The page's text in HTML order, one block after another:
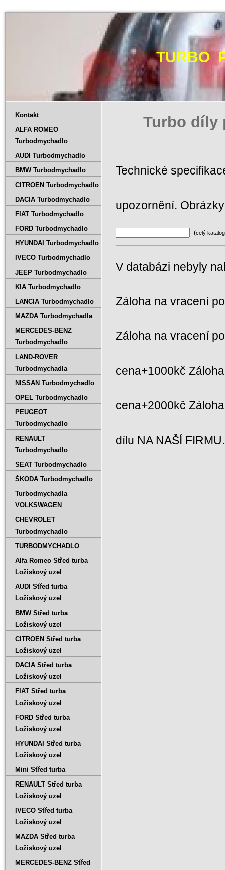
TURBO
Turbo díly
Technické
upozornění.
(celý katalog
V databázi nebyly
Záloha na vracení
Záloha na vracení
cena+1000kč
cena+2000kč
dílu NA NAŠÍ
Kontakt
ALFA ROMEO
Turbodmychadlo
AUDI Turbodmychadlo
BMW Turbodmychadlo
CITROEN Turbodmychadlo
DACIA Turbodmychadlo
FIAT Turbodmychadlo
FORD Turbodmychadlo
HYUNDAI Turbodmychadlo
IVECO Turbodmychadlo
JEEP Turbodmychadlo
KIA Turbodmychadlo
LANCIA Turbodmychadlo
MAZDA Turbodmychadla
MERCEDES-BENZ
Turbodmychadlo
LAND-ROVER
Turbodmychadla
NISSAN Turbodmychadlo
OPEL Turbodmychadlo
PEUGEOT
Turbodmychadlo
RENAULT
Turbodmychadlo
SEAT Turbodmychadlo
ŠKODA Turbodmychadlo
Turbodmychadla
VOLKSWAGEN
CHEVROLET
Turbodmychadlo
TURBODMYCHADLO
Alfa Romeo Střed turba
Ložiskový uzel
AUDI Střed turba
Ložiskový uzel
BMW Střed turba
Ložiskový uzel
CITROEN Střed turba
Ložiskový uzel
DACIA Střed turba
Ložiskový uzel
FIAT Střed turba
Ložiskový uzel
FORD Střed turba
Ložiskový uzel
HYUNDAI Střed turba
Ložiskový uzel
Mini Střed turba
RENAULT Střed turba
Ložiskový uzel
IVECO Střed turba
Ložiskový uzel
MAZDA Střed turba
Ložiskový uzel
MERCEDES-BENZ Střed